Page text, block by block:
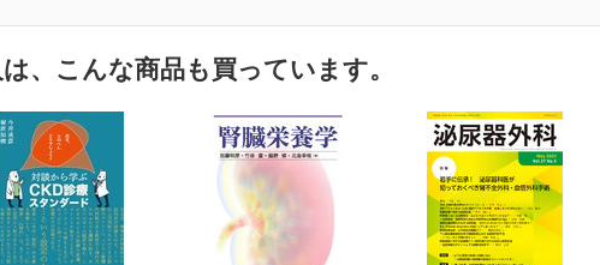
、こんな商品も買っています。